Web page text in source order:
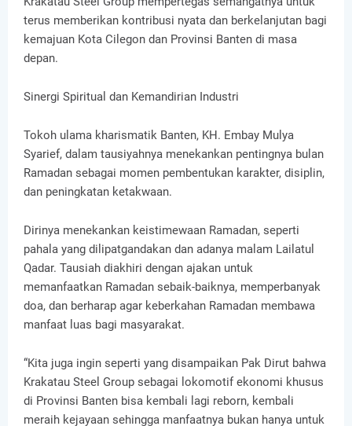
terus memberikan kontribusi nyata dan berkelanjutan bagi
kemajuan Kota Cilegon dan Provinsi Banten di masa
depan.
Sinergi Spiritual dan Kemandirian Industri
Tokoh ulama kharismatik Banten, KH. Embay Mulya
Syarief, dalam tausiyahnya menekankan pentingnya bulan
Ramadan sebagai momen pembentukan karakter, disiplin,
dan peningkatan ketakwaan.
Dirinya menekankan keistimewaan Ramadan, seperti
pahala yang dilipatgandakan dan adanya malam Lailatul
Qadar. Tausiah diakhiri dengan ajakan untuk
memanfaatkan Ramadan sebaik-baiknya, memperbanyak
doa, dan berharap agar keberkahan Ramadan membawa
manfaat luas bagi masyarakat.
“Kita juga ingin seperti yang disampaikan Pak Dirut bahwa
Krakatau Steel Group sebagai lokomotif ekonomi khusus
di Provinsi Banten bisa kembali lagi reborn, kembali
meraih kejayaan sehingga manfaatnya bukan hanya untuk